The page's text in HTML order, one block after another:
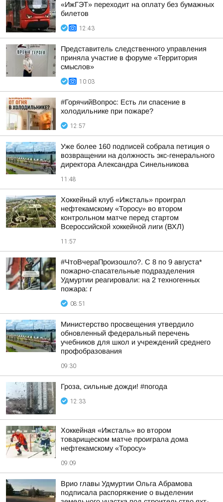
«ИжГЭТ» переходит на оплату без бумажных
билетов
12:43
Представитель следственного управления
приняла участие в форуме «Территория
смыслов»
10:03
#ГорячийВопрос: Есть ли спасение в
холодильнике при пожаре?
12:57
Уже более 160 подписей собрала петиция о
возвращении на должность экс-генерального
директора Александра Синельникова
11:48
Хоккейный клуб «Ижсталь» проиграл
нефтекамскому «Торосу» во втором
контрольном матче перед стартом
Всероссийской хоккейной лиги (ВХЛ)
11:57
#ЧтоВчераПроизошло?. С 8 по 9 августа*
пожарно-спасательные подразделения
Удмуртии реагировали: на 2 техногенных
пожара: г
08:51
Министерство просвещения утвердило
обновленный федеральный перечень
учебников для школ и учреждений среднего
профобразования
09:30
Гроза, сильные дожди! #погода
12:33
Хоккейная «Ижсталь» во втором
товарищеском матче проиграла дома
нефтекамскому «Торосу»
09:09
Врио главы Удмуртии Ольга Абрамова
подписала распоряжение о выделении